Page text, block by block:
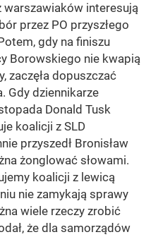
warszawiaków interesują
przez PO przyszłego
gdy na finiszu
Borowskiego nie kwapią
zaczęła dopuszczać
Gdy dziennikarze
Donald Tusk
koalicji z SLD
przyszedł Bronisław
żonglować słowami.
koalicji z lewicą
nie zamykają sprawy
wiele rzeczy zrobić
że dla samorządów